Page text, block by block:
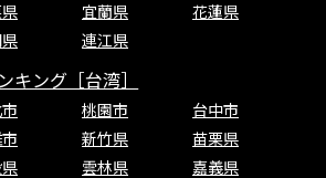
宜蘭県
花蓮県
連江県
キング［台湾］
桃園市
台中市
新竹県
苗栗県
雲林県
嘉義県